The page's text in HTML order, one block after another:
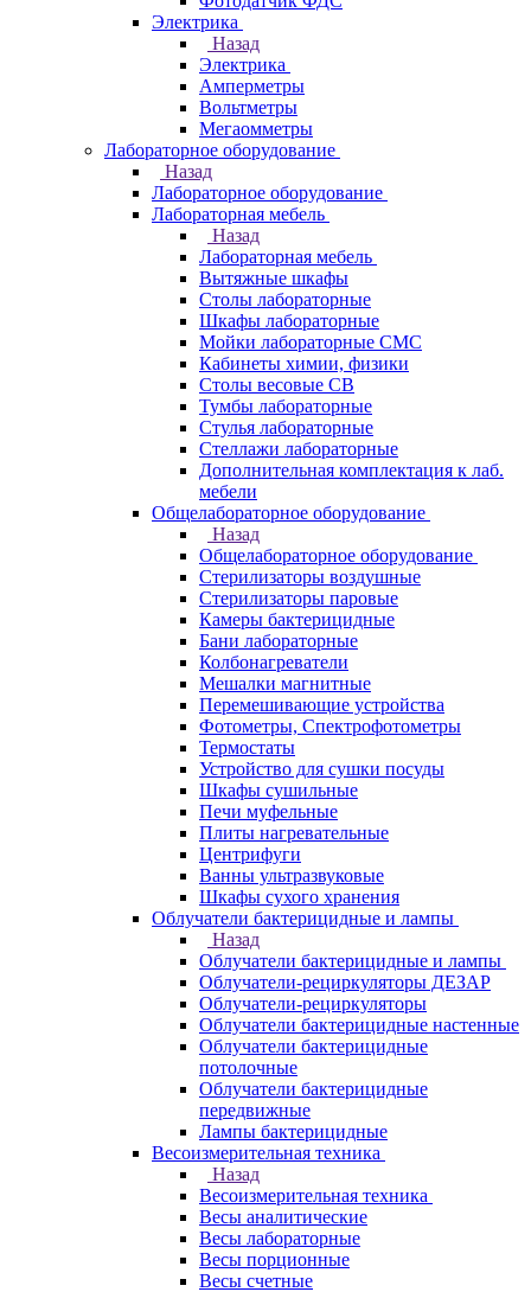
Электрика
Назад
Электрика
Амперметры
Вольтметры
Мегаомметры
Лабораторное оборудование
Назад
Лабораторное оборудование
Лабораторная мебель
Назад
Лабораторная мебель
Вытяжные шкафы
Столы лабораторные
Шкафы лабораторные
Мойки лабораторные СМС
Кабинеты химии, физики
Столы весовые СВ
Тумбы лабораторные
Стулья лабораторные
Стеллажи лабораторные
Дополнительная комплектация к лаб.
мебели
Общелабораторное оборудование
Назад
Общелабораторное оборудование
Стерилизаторы воздушные
Стерилизаторы паровые
Камеры бактерицидные
Бани лабораторные
Колбонагреватели
Мешалки магнитные
Перемешивающие устройства
Фотометры, Спектрофотометры
Термостаты
Устройство для сушки посуды
Шкафы сушильные
Печи муфельные
Плиты нагревательные
Центрифуги
Ванны ультразвуковые
Шкафы сухого хранения
Облучатели бактерицидные и лампы
Назад
Облучатели бактерицидные и лампы
Облучатели-рециркуляторы ДЕЗАР
Облучатели-рециркуляторы
Облучатели бактерицидные настенные
Облучатели бактерицидные
потолочные
Облучатели бактерицидные
передвижные
Лампы бактерицидные
Весоизмерительная техника
Назад
Весоизмерительная техника
Весы аналитические
Весы лабораторные
Весы порционные
Весы счетные